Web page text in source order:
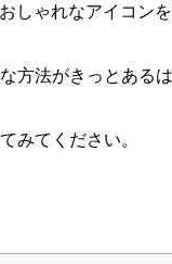
しゃれなアイコン
方法がきっとあるは
みてください。